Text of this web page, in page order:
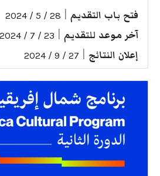
فتح باب التقديم 28 / 5 / 2024
آخر موعد للتقديم 23 / 7 / 2024
إعلان النتائج 27 / 9 / 2024